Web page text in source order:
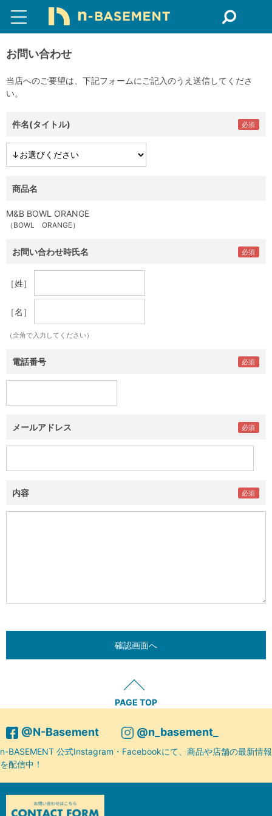
お問い合わせ
当店へのご要望は、下記フォームにご記入のうえ送信してくださ
い。
件名(タイトル)
商品名
M&B BOWL ORANGE
（BOWL ORANGE）
お問い合わせ時氏名
［姓］
［名］
（全角で入力してください）
電話番号
メールアドレス
内容
PAGE TOP
@N-Basement @n_basement_
n-BASEMENT 公式Instagram・Facebookにて、商品や店舗の最新情報
を配信中！